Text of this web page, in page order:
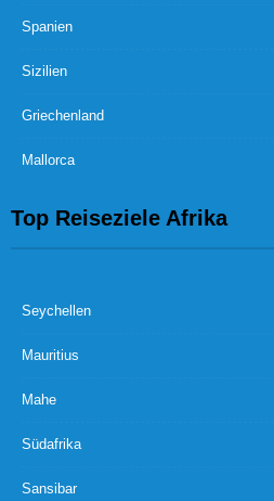
Spanien
Sizilien
Griechenland
Mallorca
Top Reiseziele Afrika
Seychellen
Mauritius
Mahe
Südafrika
Sansibar